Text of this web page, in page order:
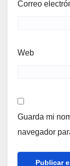
Correo
Web
Guarda mi
navegador